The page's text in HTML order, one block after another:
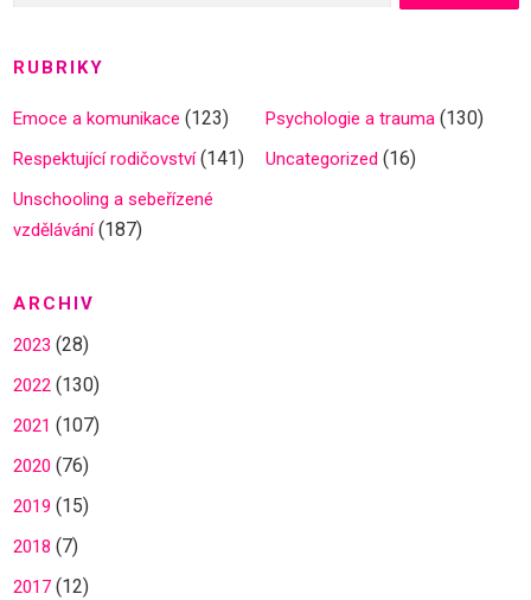
RUBRIKY
Emoce a komunikace (123) Psychologie a trauma (130)
Respektující rodičovství(141) Uncategorized (16)
Unschooling a sebeřízené
vzdělávání(187)
ARCHIV
2023 (28)
2022(130)
2021 (107)
2020 (76)
2019 (15)
2018 (7)
2017(12)